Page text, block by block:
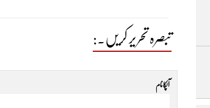
تبصرہ تحریر کریں۔:
آپکا نام